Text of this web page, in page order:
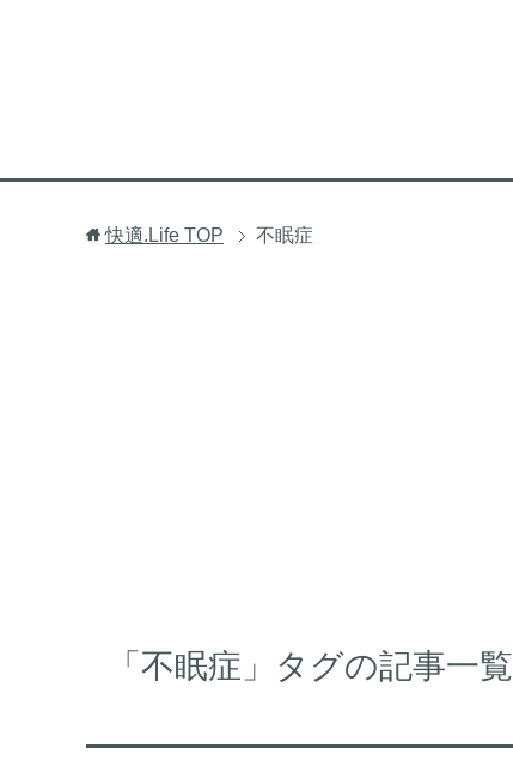
快適.Life TOP 不眠症
「不眠症」タグの記事一覧